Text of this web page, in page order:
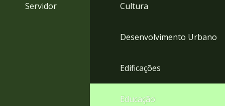
Servidor Cultura
Desenvolvimento Urbano
Edificações
Educação